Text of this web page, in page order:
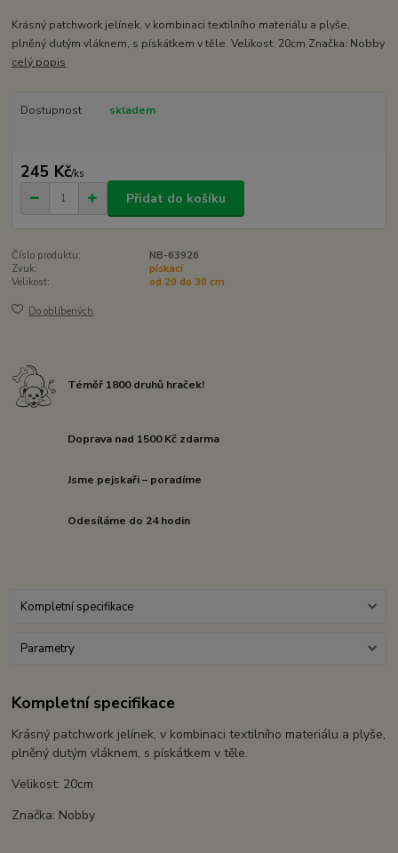
Krásný patchwork jelínek, v kombinaci textilního materiálu a plyše,
plněný dutým vláknem, s pískátkem v těle. Velikost: 20cm Značka: Nobby
celý popis
Dostupnost skladem
245 Kč/ks
Přidat do košíku
Číslo produktu:
NB-63926
Zvuk:
pískací
Velikost:
od 20 do 30 cm
Do oblíbených
Téměř 1800 druhů hraček!
Doprava nad 1500 Kč zdarma
Jsme pejskaři – poradíme
Odesíláme do 24 hodin
Kompletní specifikace
Parametry
Kompletní specifikace
Krásný patchwork jelínek, v kombinaci textilního materiálu a plyše,
plněný dutým vláknem, s pískátkem v těle.
Velikost: 20cm
Značka: Nobby